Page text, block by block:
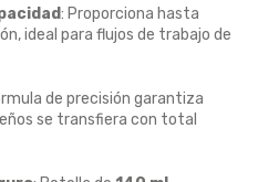
: Proporciona hasta
ideal para flujos de trabajo de
de precisión garantiza
se transfiera con total